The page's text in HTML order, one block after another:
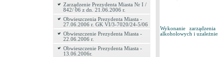
Zarządzenie Prezydenta Miasta Nr I /
842/ 06 z dn. 21.06.2006 r.
Obwieszczenia Prezydenta Miasta -
27.06.2006 r. GK VI/3-7020/24-5/06
Obwieszczenie Prezydenta Miasta -
22.06.2006 r.
Obwieszczenie Prezydenta Miasta -
13.06.2006r.
Wykonanie
alkoholowych i